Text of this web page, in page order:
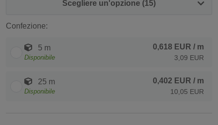
Scegliere un'opzione (15)
Confezione:
5 m
Disponibile
0,618 EUR / m
3,09 EUR
25 m
Disponibile
0,402 EUR / m
10,05 EUR